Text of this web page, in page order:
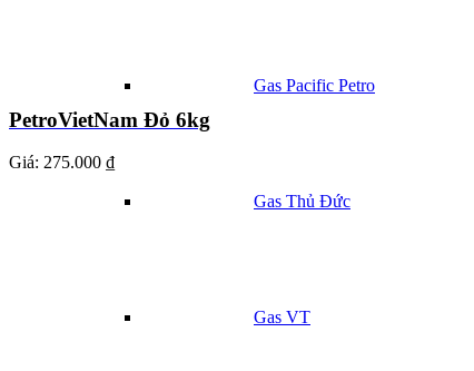
Gas Pacific Petro
Gas Thủ Đức
Gas VT
PetroVietNam Đỏ 6kg
Giá: 275.000 ₫